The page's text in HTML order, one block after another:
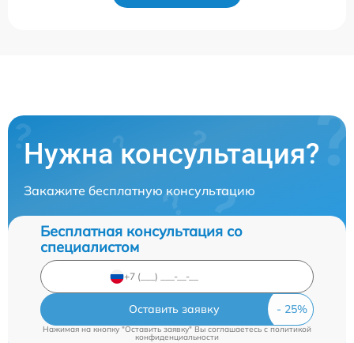
Нужна консультация?
Закажите бесплатную консультацию
Бесплатная консультация со
специалистом
Оставить заявку
Нажимая на кнопку "Оставить заявку" Вы соглашаетесь cполитикой
конфиденциальности